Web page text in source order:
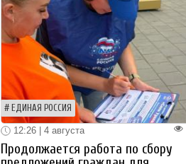
ЕДИНАЯ РОССИЯ
12:26 | 4 августа
Продолжается работа по сбору